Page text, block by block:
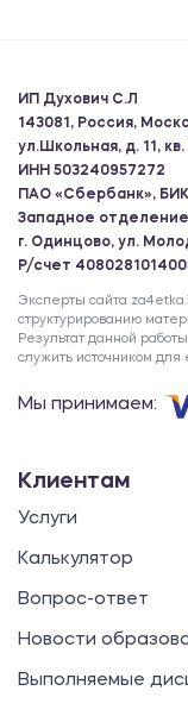
ИП Духович С.Л
143081, Россия,
ул.Школьная, д. 11, кв.
ИНН 503240957272
ПАО «Сбербанк»,
Западное
г. Одинцово, ул.
Р/счет
Эксперты сайта
структурированию
Результат данной
служить источником для
Мы принимаем:
Клиентам
Услуги
Калькулятор
Вопрос-ответ
Новости
Выполняемые